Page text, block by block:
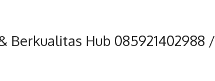
Berkualitas Hub 085921402988 /